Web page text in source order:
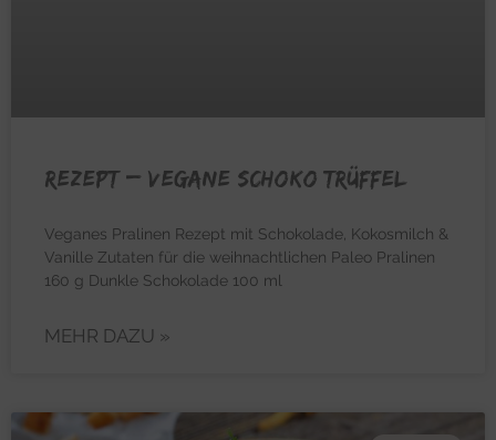
REZEPT – Vegane Schoko Trüffel
Veganes Pralinen Rezept mit Schokolade, Kokosmilch &
Vanille Zutaten für die weihnachtlichen Paleo Pralinen
160 g Dunkle Schokolade 100 ml
MEHR DAZU »